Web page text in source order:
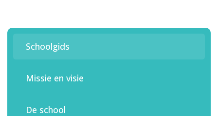
Nieuwe leerling
Quadraten
Aanmelden
Schoolgids
Missie en visie
De school